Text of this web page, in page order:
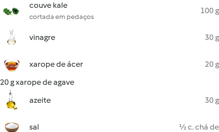
couve kale
cortada em pedaços
100 g
vinagre 30 g
xarope de ácer
20 g
20 g xarope de agave
azeite
30 g
sal ½ c. chá de